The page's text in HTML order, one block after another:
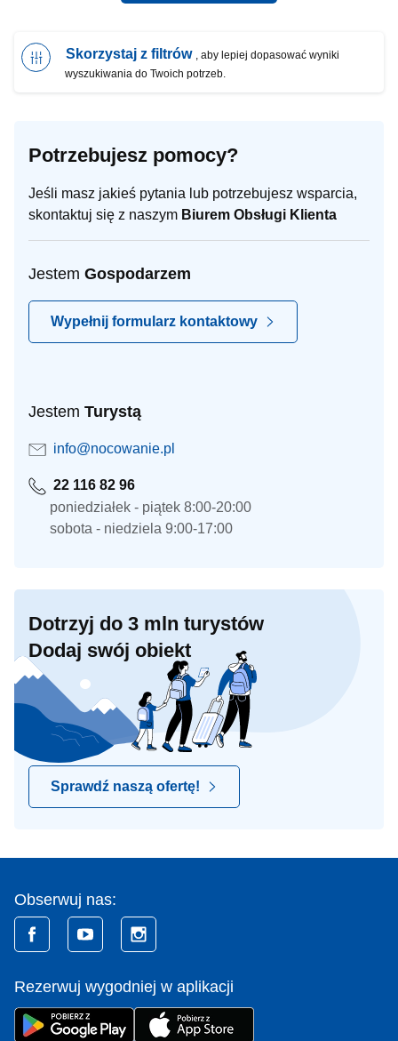
Skorzystaj z filtrów , aby lepiej dopasować wyniki
wyszukiwania do Twoich potrzeb.
Potrzebujesz pomocy?
Jeśli masz jakieś pytania lub potrzebujesz wsparcia,
skontaktuj się z naszym Biurem Obsługi Klienta
Jestem Gospodarzem
Wypełnij formularz kontaktowy
Jestem Turystą
info@nocowanie.pl
22 116 82 96
poniedziałek - piątek 8:00-20:00
sobota - niedziela 9:00-17:00
Dotrzyj do 3 mln turystów
Dodaj swój obiekt
Sprawdź naszą ofertę!
Obserwuj nas:
Rezerwuj wygodniej w aplikacji